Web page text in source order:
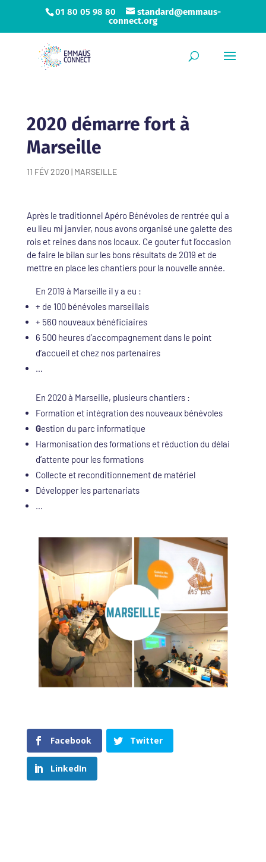
01 80 05 98 80
standard@emmaus-
connect.org
2020 démarre fort à
Marseille
11 FÉV 2020 | MARSEILLE
Après le traditionnel Apéro Bénévoles de rentrée qui a
eu lieu mi janvier, nous avons organisé une galette des
rois et reines dans nos locaux. Ce gouter fut l’occasion
de faire le bilan sur les bons résultats de 2019 et de
mettre en place les chantiers pour la nouvelle année.
En 2019 à Marseille il y a eu :
+ de 100 bénévoles marseillais
+ 560 nouveaux bénéficiaires
6 500 heures d’accompagnement dans le point
d’accueil et chez nos partenaires
…
En 2020 à Marseille, plusieurs chantiers :
Formation et intégration des nouveaux bénévoles
Gestion du parc informatique
Harmonisation des formations et réduction du délai
d’attente pour les formations
Collecte et reconditionnement de matériel
Développer les partenariats
…
Facebook Twitter
LinkedIn